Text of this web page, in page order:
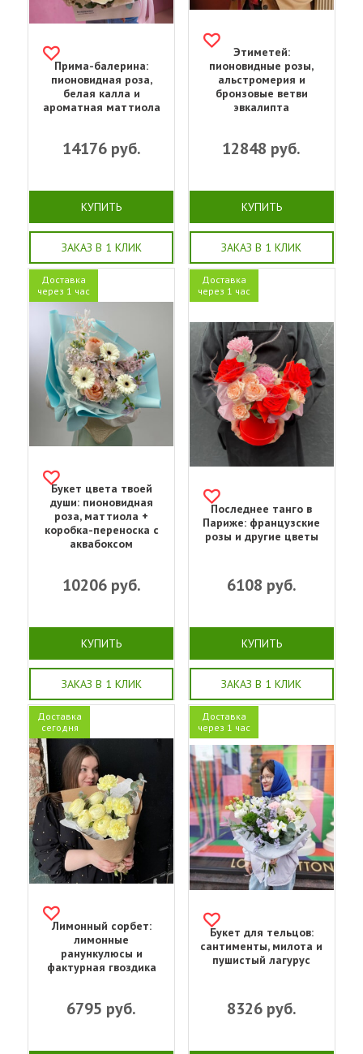
Прима-балерина:
пионовидная роза,
белая калла и
ароматная маттиола
14176руб.
КУПИТЬ
ЗАКАЗ В 1 КЛИК
Этиметей:
пионовидные розы,
альстромерия и
бронзовые ветви
эвкалипта
12848 руб.
КУПИТЬ
ЗАКАЗ В 1 КЛИК
Доставка
через 1 час
Букет цвета твоей
души: пионовидная
роза, маттиола +
коробка-переноска с
аквабоксом
10206руб.
КУПИТЬ
ЗАКАЗ В 1 КЛИК
Доставка
через 1 час
Последнее танго в
Париже: французские
розы и другие цветы
6108 руб.
КУПИТЬ
ЗАКАЗ В 1 КЛИК
Доставка
сегодня
Лимонный сорбет:
лимонные
ранункулюсы и
фактурная гвоздика
6795 руб.
Доставка
через 1 час
Букет для тельцов:
сантименты, милота и
пушистый лагурус
8326руб.